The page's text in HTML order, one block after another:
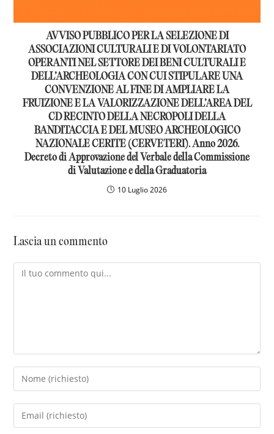
AVVISO PUBBLICO PER LA SELEZIONE DI
ASSOCIAZIONI CULTURALI E DI VOLONTARIATO
OPERANTI NEL SETTORE DEI BENI CULTURALI E
DELL’ARCHEOLOGIA CON CUI STIPULARE UNA
CONVENZIONE AL FINE DI AMPLIARE LA
FRUIZIONE E LA VALORIZZAZIONE DELL’AREA DEL
CD RECINTO DELLA NECROPOLI DELLA
BANDITACCIA E DEL MUSEO ARCHEOLOGICO
NAZIONALE CERITE (CERVETERI). Anno 2026.
Decreto di Approvazione del Verbale della Commissione
di Valutazione e della Graduatoria
10 Luglio 2026
Lascia un commento
Commento
Inserisci
il
tuo
nome
Inserisci
il